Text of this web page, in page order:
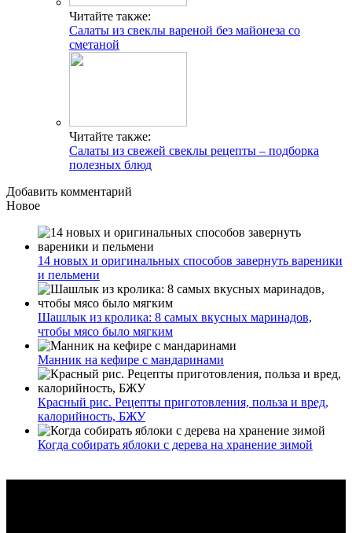
Читайте также:
Салаты из свеклы вареной без майонеза со
сметаной
Читайте также:
Салаты из свежей свеклы рецепты – подборка
полезных блюд
Добавить комментарий
Новое
14 новых и оригинальных способов завернуть вареники
и пельмени
Шашлык из кролика: 8 самых вкусных маринадов,
чтобы мясо было мягким
Манник на кефире с мандаринами
Красный рис. Рецепты приготовления, польза и вред,
калорийность, БЖУ
Когда собирать яблоки с дерева на хранение зимой